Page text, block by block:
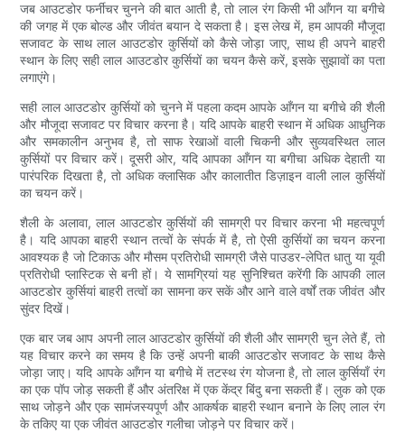
जब आउटडोर फर्नीचर चुनने की बात आती है, तो लाल रंग किसी भी आँगन या बगीचे
की जगह में एक बोल्ड और जीवंत बयान दे सकता है। इस लेख में, हम आपकी मौजूदा
सजावट के साथ लाल आउटडोर कुर्सियों को कैसे जोड़ा जाए, साथ ही अपने बाहरी
स्थान के लिए सही लाल आउटडोर कुर्सियों का चयन कैसे करें, इसके सुझावों का पता
लगाएंगे।
सही लाल आउटडोर कुर्सियों को चुनने में पहला कदम आपके आँगन या बगीचे की शैली
और मौजूदा सजावट पर विचार करना है। यदि आपके बाहरी स्थान में अधिक आधुनिक
और समकालीन अनुभव है, तो साफ रेखाओं वाली चिकनी और सुव्यवस्थित लाल
कुर्सियों पर विचार करें। दूसरी ओर, यदि आपका आँगन या बगीचा अधिक देहाती या
पारंपरिक दिखता है, तो अधिक क्लासिक और कालातीत डिज़ाइन वाली लाल कुर्सियों
का चयन करें।
शैली के अलावा, लाल आउटडोर कुर्सियों की सामग्री पर विचार करना भी महत्वपूर्ण
है। यदि आपका बाहरी स्थान तत्वों के संपर्क में है, तो ऐसी कुर्सियों का चयन करना
आवश्यक है जो टिकाऊ और मौसम प्रतिरोधी सामग्री जैसे पाउडर-लेपित धातु या यूवी
प्रतिरोधी प्लास्टिक से बनी हों। ये सामग्रियां यह सुनिश्चित करेंगी कि आपकी लाल
आउटडोर कुर्सियां ​​​​बाहरी तत्वों का सामना कर सकें और आने वाले वर्षों तक जीवंत और
सुंदर दिखें।
एक बार जब आप अपनी लाल आउटडोर कुर्सियों की शैली और सामग्री चुन लेते हैं, तो
यह विचार करने का समय है कि उन्हें अपनी बाकी आउटडोर सजावट के साथ कैसे
जोड़ा जाए। यदि आपके आँगन या बगीचे में तटस्थ रंग योजना है, तो लाल कुर्सियाँ रंग
का एक पॉप जोड़ सकती हैं और अंतरिक्ष में एक केंद्र बिंदु बना सकती हैं। लुक को एक
साथ जोड़ने और एक सामंजस्यपूर्ण और आकर्षक बाहरी स्थान बनाने के लिए लाल रंग
के तकिए या एक जीवंत आउटडोर गलीचा जोड़ने पर विचार करें।